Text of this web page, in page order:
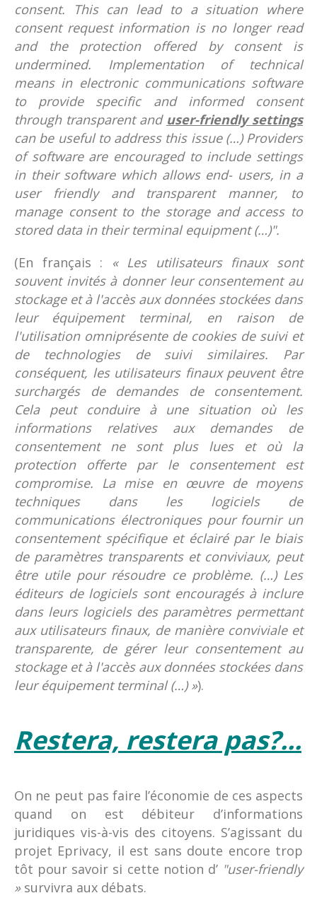
consent. This can lead to a situation where
consent request information is no longer read
and the protection offered by consent is
undermined. Implementation of technical
means in electronic communications software
to provide specific and informed consent
through transparent and user-friendly settings
can be useful to address this issue (…) Providers
of software are encouraged to include settings
in their software which allows end- users, in a
user friendly and transparent manner, to
manage consent to the storage and access to
stored data in their terminal equipment (…)".
(En français : « Les utilisateurs finaux sont
souvent invités à donner leur consentement au
stockage et à l'accès aux données stockées dans
leur équipement terminal, en raison de
l'utilisation omniprésente de cookies de suivi et
de technologies de suivi similaires. Par
conséquent, les utilisateurs finaux peuvent être
surchargés de demandes de consentement.
Cela peut conduire à une situation où les
informations relatives aux demandes de
consentement ne sont plus lues et où la
protection offerte par le consentement est
compromise. La mise en œuvre de moyens
techniques dans les logiciels de
communications électroniques pour fournir un
consentement spécifique et éclairé par le biais
de paramètres transparents et conviviaux, peut
être utile pour résoudre ce problème. (…) Les
éditeurs de logiciels sont encouragés à inclure
dans leurs logiciels des paramètres permettant
aux utilisateurs finaux, de manière conviviale et
transparente, de gérer leur consentement au
stockage et à l'accès aux données stockées dans
leur équipement terminal (…) »).
Restera, restera pas?...
On ne peut pas faire l’économie de ces aspects
quand on est débiteur d’informations
juridiques vis-à-vis des citoyens. S’agissant du
projet Eprivacy, il est sans doute encore trop
tôt pour savoir si cette notion d’ "user-friendly
»survivra aux débats.